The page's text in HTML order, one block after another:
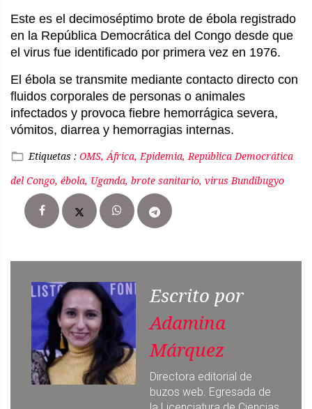
Este es el decimoséptimo brote de ébola registrado
en la República Democrática del Congo desde que
el virus fue identificado por primera vez en 1976.
El ébola se transmite mediante contacto directo con
fluidos corporales de personas o animales
infectados y provoca fiebre hemorrágica severa,
vómitos, diarrea y hemorragias internas.
Etiquetas : OMS, África, Epidemia, República Democrática
del Congo, ébola, Uganda, brote sanitario, virus Bundibugyo
Escrito por
Adamina
Márquez
Directora editorial de
buzos web. Egresada de